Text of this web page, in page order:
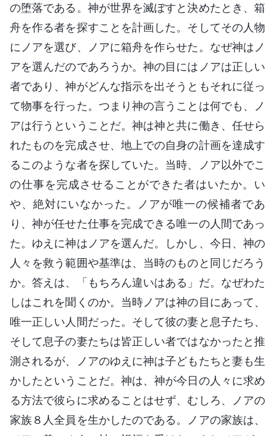
の堕落である。神が世界を滅ぼすと決めたとき、箱
舟を作る者を探すことを計画した。そしてその人物
にノアを選び、ノアに箱舟を作らせた。なぜ神はノ
アを選んだのであろうか。神の目にはノアは正しい
者であり、神がどんな指示を出そうともそれに従っ
て物事を行った。つまり神の言うことは何でも、ノ
アは行うということだ。神は神と共に働き、任せら
れたものを完成させ、地上での自身の計画を達成す
るこのような者を探していた。当時、ノア以外でこ
の仕事を完成させることができた者はいたか。い
や、絶対にいなかった。ノアが唯一の候補者であ
り、神が任せた仕事を完成できる唯一の人間であっ
た。ゆえに神はノアを選んだ。しかし、今日、神の
人々を救う範囲や基準は、当時のものと同じだろう
か。答えは、「もちろん違いはある」だ。なぜわた
しはこれを聞くのか。当時ノアは神の目にあって、
唯一正しい人間だった。そして彼の妻と息子たち、
そして息子の妻たちは皆正しい者ではなかったと推
測されるが、ノアのゆえに神は子どもたちと妻も生
かしたということだ。神は、神が今日の人々に求め
る方法で彼らに求めることはせず、むしろ、ノアの
家族８人全員を生かしたのである。ノアの家族は、